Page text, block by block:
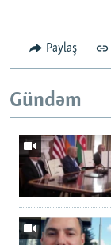
Paylaş
Gündəm